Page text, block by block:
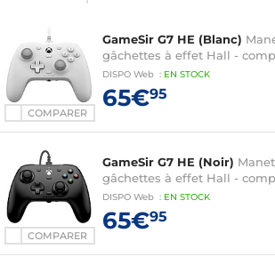
COMPARER
GameSir G7 HE (Blanc)
gâchettes à effet Hall -
DISPO Web : EN STOCK
65€95
COMPARER
GameSir G7 HE (Noir)
gâchettes à effet Hall -
DISPO Web : EN STOCK
65€95